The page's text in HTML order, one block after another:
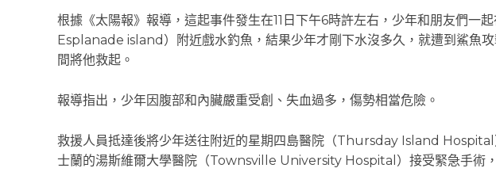
根據《太陽報》報導，這起事件發生在11日下午6時許左右，少年和朋友們一
Esplanade island）附近戲水釣魚，結果少年才剛下水沒多久，就遭到鯊魚
間將他救起。
報導指出，少年因腹部和內臟嚴重受創、失血過多，傷勢相當危險。
救援人員抵達後將少年送往附近的星期四島醫院（Thursday Island
士蘭的湯斯維爾大學醫院（Townsville University Hospital）接受緊急手術